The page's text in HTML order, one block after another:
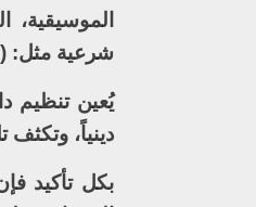
الموسيقية،
شرعية مثل:
يُعين تنظيم
دينياً،
بكل تأكيد